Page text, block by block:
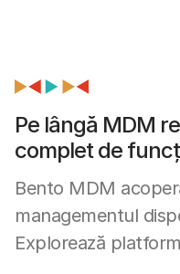
Pe lângă MDM
complet de
Bento MDM
managementul
Explorează